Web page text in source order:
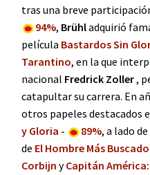
tras una breve
94%, Brühladquirió
película Bastardos Sin
Tarantino, en la que
nacional Fredrick Zoller,
catapultar su carrera. En
otros papeles destacados
y Gloria -
89%, a lado de
de El Hombre Más
Corbijn yCapitán